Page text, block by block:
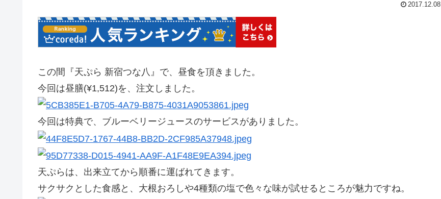
2017.12.08
この間『天ぷら 新宿つな八』で、昼食を頂きました。
今回は昼膳(¥1,512)を、注文しました。
今回は特典で、ブルーベリージュースのサービスがありました。
天ぷらは、出来立てから順番に運ばれてきます。
サクサクとした食感と、大根おろしや4種類の塩で色々な味が試せるところが魅力ですね。